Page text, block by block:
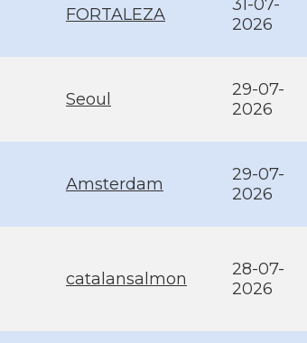
FORTALEZA
31-07-
2026
Seoul
29-07-
2026
Amsterdam
29-07-
2026
catalansalmon
28-07-
2026